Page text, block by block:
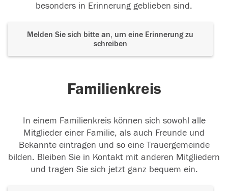
besonders in Erinnerung geblieben sind.
Melden Sie sich bitte an, um eine Erinnerung zu
schreiben
Familienkreis
In einem Familienkreis können sich sowohl alle
Mitglieder einer Familie, als auch Freunde und
Bekannte eintragen und so eine Trauergemeinde
bilden. Bleiben Sie in Kontakt mit anderen Mitgliedern
und tragen Sie sich jetzt ganz bequem ein.